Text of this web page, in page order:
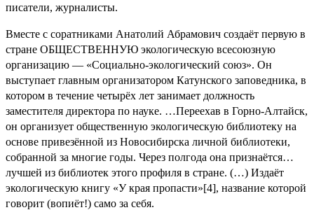
писатели, журналисты.
Вместе с соратниками Анатолий Абрамович создаёт первую в
стране ОБЩЕСТВЕННУЮ экологическую всесоюзную
организацию — «Социально-экологический союз». Он
выступает главным организатором Катунского заповедника, в
котором в течение четырёх лет занимает должность
заместителя директора по науке. …Переехав в Горно-Алтайск,
он организует общественную экологическую библиотеку на
основе привезённой из Новосибирска личной библиотеки,
собранной за многие годы. Через полгода она признаётся…
лучшей из библиотек этого профиля в стране. (…) Издаёт
экологическую книгу «У края пропасти»[4], название которой
говорит (вопиёт!) само за себя.